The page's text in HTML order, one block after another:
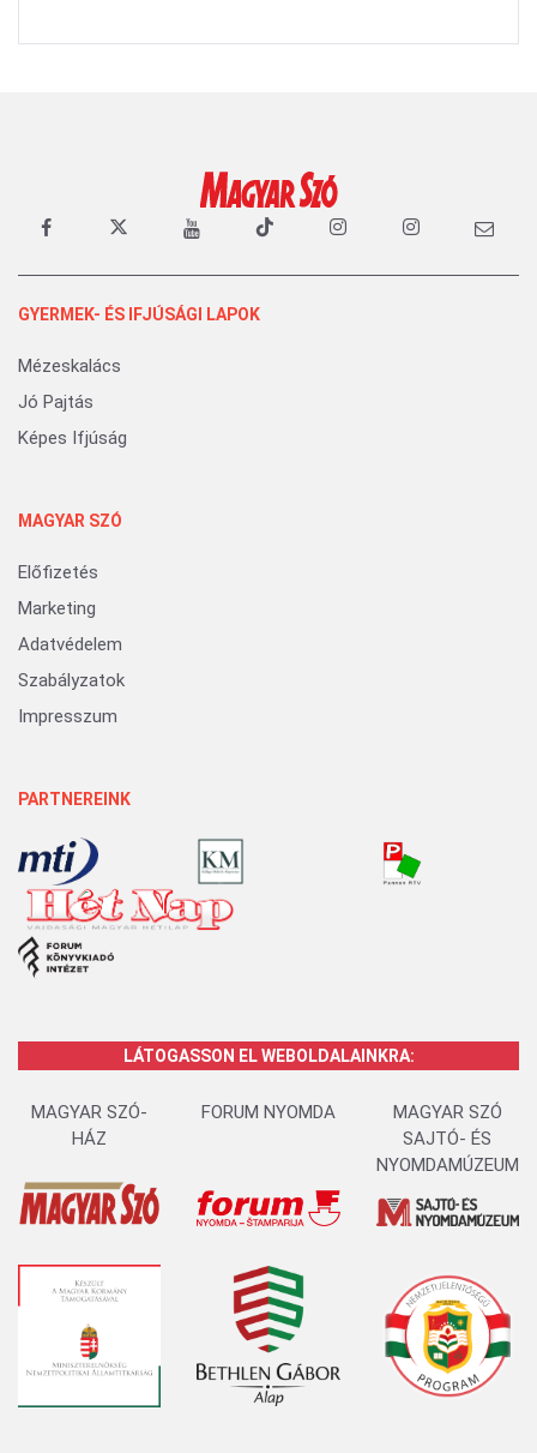
GYERMEK- ÉS IFJÚSÁGI LAPOK
Mézeskalács
Jó Pajtás
Képes Ifjúság
MAGYAR SZÓ
Előfizetés
Marketing
Adatvédelem
Szabályzatok
Impresszum
PARTNEREINK
LÁTOGASSON EL WEBOLDALAINKRA:
MAGYAR SZÓ-
HÁZ
FORUM NYOMDA
MAGYAR SZÓ
SAJTÓ- ÉS
NYOMDAMÚZEUM